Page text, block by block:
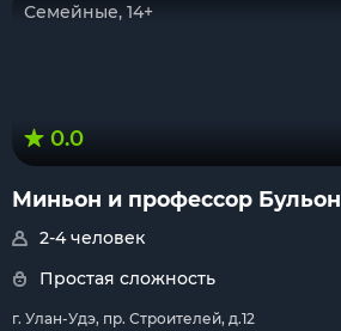
Семейные, 14+
0.0
Миньон и профессор Бульон
2-4 человек
Простая сложность
г. Улан-Удэ, пр. Строителей, д.12